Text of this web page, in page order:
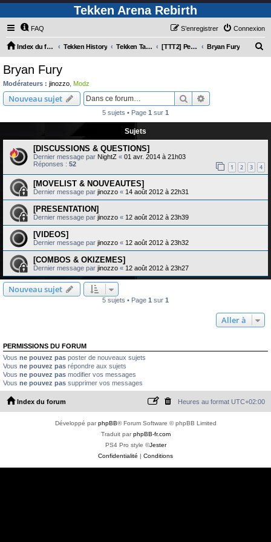
Tekken Arena Rebirth
FAQ Connexion
S’enregistrer
Index du forum Tekken History Tekken Tag Tournament 2 [TTT2] Personnages Bryan Fury
e
r
Bryan Fury
Modérateurs : jinozzo Modz
Nouveau sujet Rechercher
5 sujets • Page 1 sur 1
Sujets
[DISCUSSIONS & QUESTIONS]
Dernier message par NightZ « 01 avr. 2014 à 21h03
Réponses : 52 1 2 3 4
[MOVELIST & NOUVEAUTES]
Dernier message par jinozzo « 14 août 2012 à 22h31
[PRESENTATION]
Dernier message par jinozzo « 12 août 2012 à 23h39
[VIDEOS]
Dernier message par jinozzo « 12 août 2012 à 23h32
[COMBOS & OKIZEMES]
Dernier message par jinozzo « 12 août 2012 à 23h27
Nouveau sujet
5 sujets • Page 1 sur 1
Aller à
PERMISSIONS DU FORUM
Vous ne pouvez pas poster de nouveaux sujets
Vous ne pouvez pas répondre aux sujets
Vous ne pouvez pas modifier vos messages
Vous ne pouvez pas supprimer vos messages
Index du forum Heures au format UTC+02:00
Développé parphpBB® Forum Software © phpBB Limited
Traduit parphpBB-fr.com
PS4 Pro style ©Jester
Confidentialité | Conditions